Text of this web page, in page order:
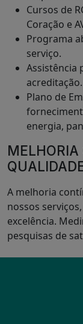
Cursos de
Coração e
Programa
serviço.
Assistência
acreditação.
Plano de
energia,
A melhoria
nossos
excelência.
pesquisas de